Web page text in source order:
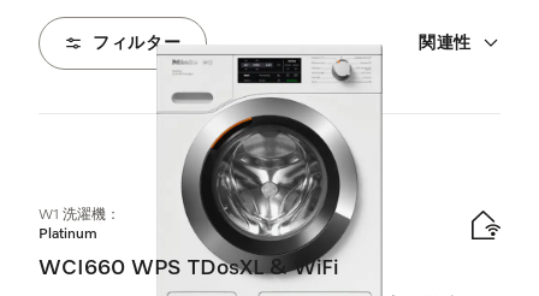
フィルター 関連性
1 製品
W1 洗濯機：
Platinum
WCI660 WPS TDosXL & WiFi